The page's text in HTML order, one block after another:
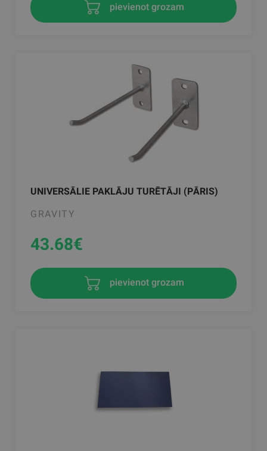
pievienot grozam
UNIVERSĀLIE PAKLĀJU TURĒTĀJI (PĀRIS)
GRAVITY
43.68€
pievienot grozam